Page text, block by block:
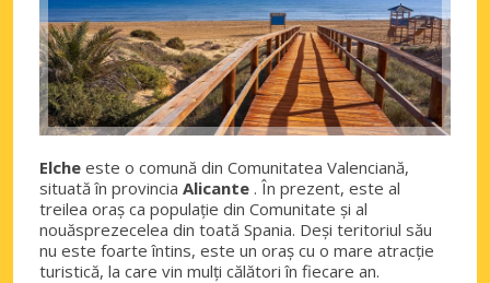
Elche este o comună din Comunitatea Valenciană,
situată în provincia Alicante . În prezent, este al
treilea oraș ca populație din Comunitate și al
nouăsprezecelea din toată Spania. Deși teritoriul său
nu este foarte întins, este un oraș cu o mare atracție
turistică, la care vin mulți călători în fiecare an.